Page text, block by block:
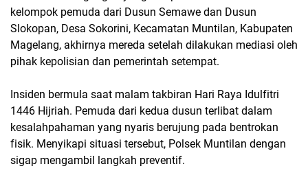
kelompok pemuda dari Dusun Semawe dan Dusun
Slokopan, Desa Sokorini, Kecamatan Muntilan, Kabupaten
Magelang, akhirnya mereda setelah dilakukan mediasi oleh
pihak kepolisian dan pemerintah setempat.
Insiden bermula saat malam takbiran Hari Raya Idulfitri
1446 Hijriah. Pemuda dari kedua dusun terlibat dalam
kesalahpahaman yang nyaris berujung pada bentrokan
fisik. Menyikapi situasi tersebut, Polsek Muntilan dengan
sigap mengambil langkah preventif.